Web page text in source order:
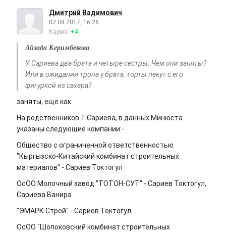
Дмитрий Вадимович
02.08.2017, 16:26
Карма: +4
Айзада Керимбекова
У Сариева два брата и четыре сестры. Чем они заняты?
Или в ожидании трона у брата, торты пекут с его
фигуркой из сахара?
заняты, еще как.
На родственников Т.Сариева, в данных Минюста
указаны следующие компании:-
Общество с ограниченной ответственностью
"Кыргызско-Китайский комбинат строительных
материалов" - Сариев Токтогул
ОсОО Молочный завод "ТОТОН-СУТ" - Сариев Токтогул,
Сариева Ванира
"ЭМАРК Строй" - Сариев Токтогул
ОсОО "Шопоковский комбинат строительных